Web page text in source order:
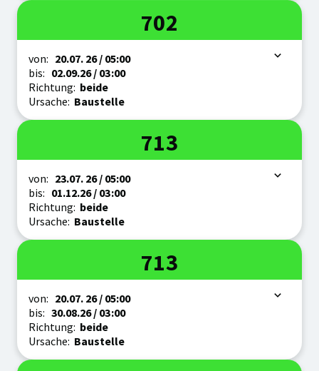
Linie
702
Zeitraum
von: 20.07. 26/ 05:00
bis: 02.09.26/ 03:00
Richtung: beide
Ursache: Baustelle
Linie
713
Zeitraum
von: 23.07. 26/ 05:00
bis: 01.12.26/ 03:00
Richtung: beide
Ursache: Baustelle
Linie
713
Zeitraum
von: 20.07. 26/ 05:00
bis: 30.08.26/ 03:00
Richtung: beide
Ursache: Baustelle